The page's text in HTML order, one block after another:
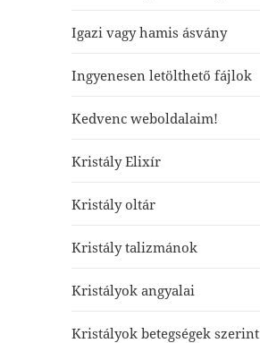
Igazi vagy hamis ásvány
Ingyenesen letölthető fájlok
Kedvenc weboldalaim!
Kristály Elixír
Kristály oltár
Kristály talizmánok
Kristályok angyalai
Kristályok betegségek szerint